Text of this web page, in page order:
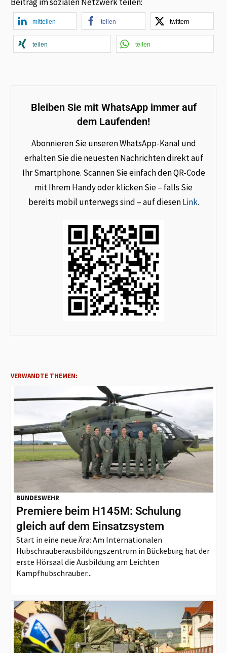
mitteilen teilen twittern
teilen teilen
Bleiben Sie mit WhatsApp immer auf
dem Laufenden!
Abonnieren Sie unseren WhatsApp-Kanal und
erhalten Sie die neuesten Nachrichten direkt auf
Ihr Smartphone. Scannen Sie einfach den QR-Code
mit Ihrem Handy oder klicken Sie – falls Sie
bereits mobil unterwegs sind – auf diesenLink.
VERWANDTE THEMEN:
BUNDESWEHR
Premiere beim H145M: Schulung
gleich auf dem Einsatzsystem
Start in eine neue Ära: Am Internationalen
Hubschrauberausbildungszentrum in Bückeburg hat der
erste Hörsaal die Ausbildung am Leichten
Kampfhubschrauber...